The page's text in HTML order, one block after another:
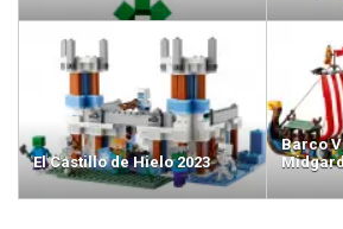
El Castillo de Hielo 2023
Barco